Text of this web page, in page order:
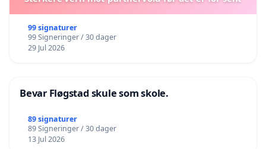
99 signaturer
99 Signeringer / 30 dager
29 Jul 2026
Bevar Fløgstad skule som skole.
89 signaturer
89 Signeringer / 30 dager
13 Jul 2026